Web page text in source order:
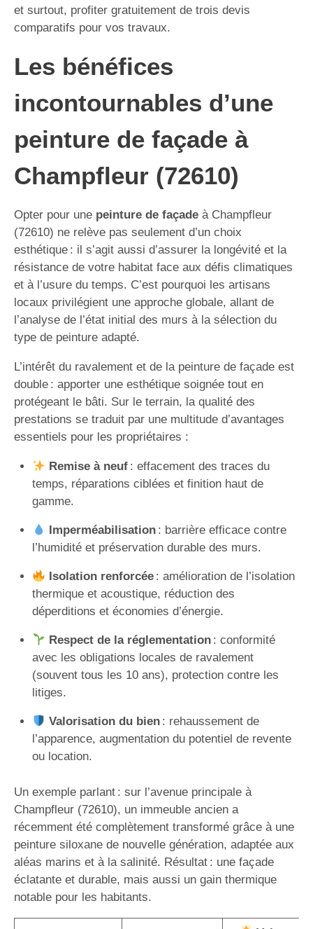
et surtout, profiter gratuitement de trois devis
comparatifs pour vos travaux.
Les bénéfices
incontournables d’une
peinture de façade à
Champfleur (72610)
Opter pour une peinture de façade à Champfleur
(72610) ne relève pas seulement d’un choix
esthétique : il s’agit aussi d’assurer la longévité et la
résistance de votre habitat face aux défis climatiques
et à l’usure du temps. C’est pourquoi les artisans
locaux privilégient une approche globale, allant de
l’analyse de l’état initial des murs à la sélection du
type de peinture adapté.
L’intérêt du ravalement et de la peinture de façade est
double : apporter une esthétique soignée tout en
protégeant le bâti. Sur le terrain, la qualité des
prestations se traduit par une multitude d’avantages
essentiels pour les propriétaires :
Remise à neuf: effacement des traces du
temps, réparations ciblées et finition haut de
gamme.
Imperméabilisation: barrière efficace contre
l’humidité et préservation durable des murs.
Isolation renforcée: amélioration de l’isolation
thermique et acoustique, réduction des
déperditions et économies d’énergie.
Respect de la réglementation: conformité
avec les obligations locales de ravalement
(souvent tous les 10 ans), protection contre les
litiges.
Valorisation du bien: rehaussement de
l’apparence, augmentation du potentiel de revente
ou location.
Un exemple parlant : sur l’avenue principale à
Champfleur (72610), un immeuble ancien a
récemment été complètement transformé grâce à une
peinture siloxane de nouvelle génération, adaptée aux
aléas marins et à la salinité. Résultat : une façade
éclatante et durable, mais aussi un gain thermique
notable pour les habitants.